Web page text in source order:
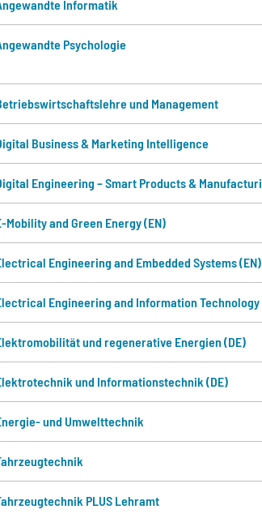
Informatik
Psychologie
und Management
Business & Marketing Intelligence
Engineering – Smart Products &
Mobility and Green Energy (EN)
Engineering and Embedded Systems (EN)
Engineering and Information Technology
und regenerative Energien (DE)
und Informationstechnik (DE)
und Umwelttechnik
PLUS Lehramt